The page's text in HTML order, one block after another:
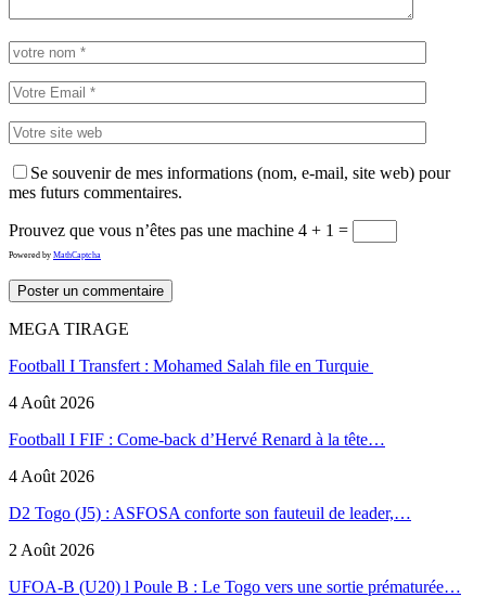
Se souvenir de mes informations (nom, e-mail, site web) pour
mes futurs commentaires.
Prouvez que vous n’êtes pas une machine 4 + 1 =
Powered by MathCaptcha
MEGA TIRAGE
Football I Transfert : Mohamed Salah file en Turquie
4 Août 2026
Football I FIF : Come-back d’Hervé Renard à la tête…
4 Août 2026
D2 Togo (J5) : ASFOSA conforte son fauteuil de leader,…
2 Août 2026
UFOA-B (U20) l Poule B : Le Togo vers une sortie prématurée…